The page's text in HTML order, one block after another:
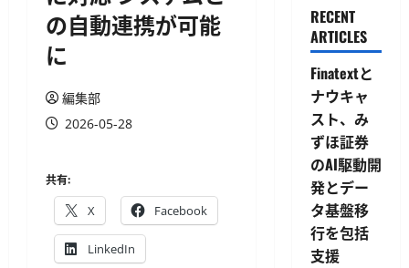
の自動連携が可能
に
編集部
2026-05-28
共有:
X Facebook
LinkedIn
RECENT
ARTICLES
Finatextと
ナウキャ
スト、み
ずほ証券
のAI駆動開
発とデー
タ基盤移
行を包括
支援